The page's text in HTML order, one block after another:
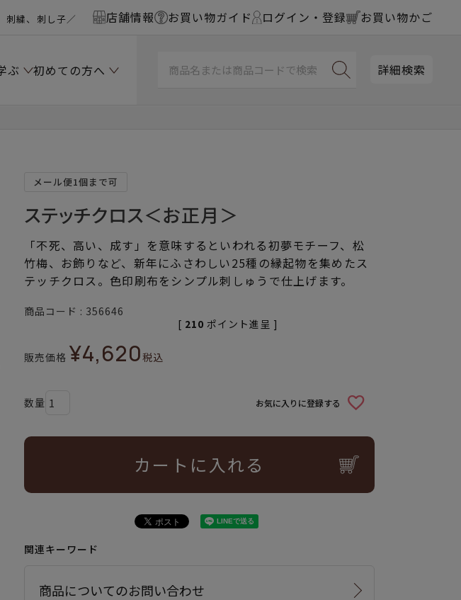
刺繍、刺し子／ 店舗情報 お買い物ガイド ログイン・登録 お買い物かご
ぶ 初めての方へ 詳細検索
メール便1個まで可
ステッチクロス＜お正月＞
「不死、高い、成す」を意味するといわれる初夢モチーフ、松
竹梅、お飾りなど、新年にふさわしい25種の縁起物を集めたス
テッチクロス。色印刷布をシンプル刺しゅうで仕上げます。
商品コード 356646
販売価格 ¥4,620税込
[ 210 ポイント進呈 ]
お気に入りに登録する
カートに入れる
関連キーワード
商品についてのお問い合わせ